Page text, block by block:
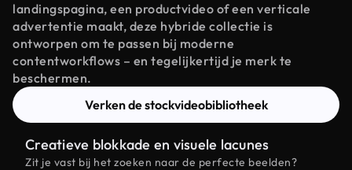
landingspagina, een productvideo of een verticale
advertentie maakt, deze hybride collectie is
ontworpen om te passen bij moderne
contentworkflows – en tegelijkertijd je merk te
beschermen.
Verken de stockvideobibliotheek
Creatieve blokkade en visuele lacunes
Zit je vast bij het zoeken naar de perfecte beelden?